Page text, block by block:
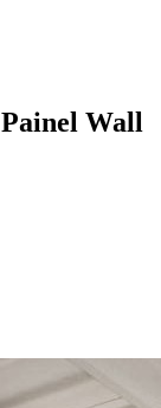
Wall